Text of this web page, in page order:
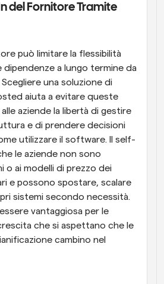
del Fornitore Tramite
può limitare la flessibilità
dipendenze a lungo termine da
una soluzione di
aiuta a evitare queste
aziende la libertà di gestire
e di prendere decisioni
utilizzare il software. Il self-
le aziende non sono
o ai modelli di prezzo dei
e possono spostare, scalare
sistemi secondo necessità.
vantaggiosa per le
che si aspettano che le
cambino nel